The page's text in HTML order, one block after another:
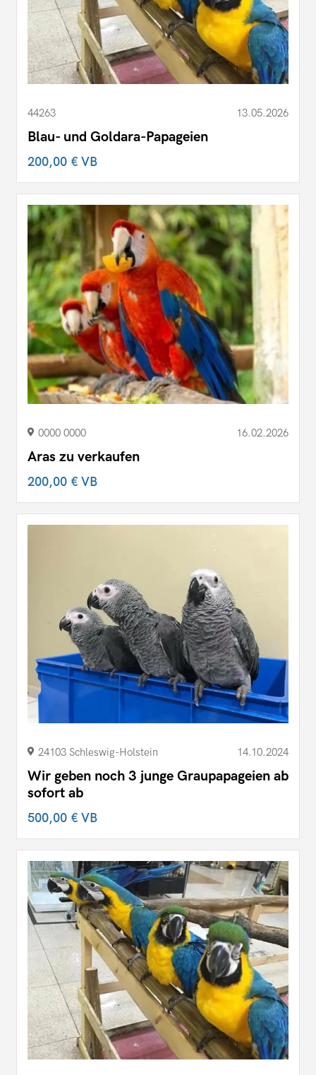
44263 13.05.2026
Blau- und Goldara-Papageien
200,00 €VB
0000 0000 16.02.2026
Aras zu verkaufen
200,00 €VB
24103 Schleswig-Holstein 14.10.2024
Wir geben noch 3 junge Graupapageien ab
sofort ab
500,00 €VB